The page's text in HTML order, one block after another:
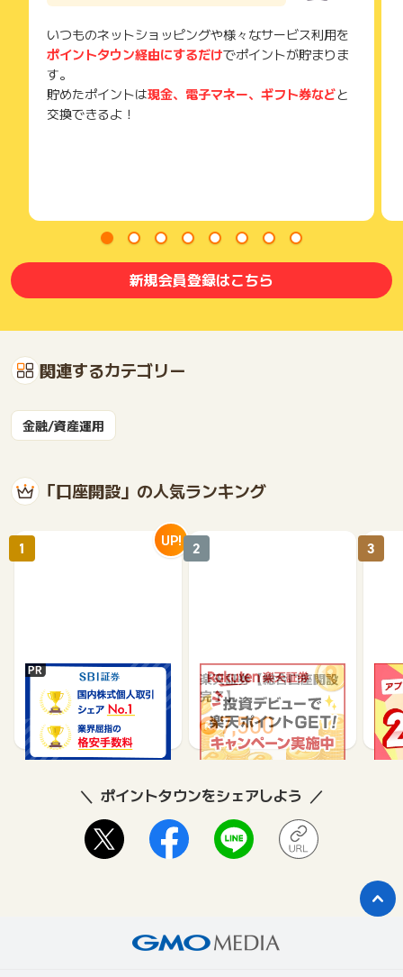
いつものネットショッピングや様々なサービス利用を
ポイントタウン経由にするだけでポイントが貯まりま
す。
貯めたポイントは現金、電子マネー、ギフト券などと
交換できるよ！
新規会員登録はこちら
関連するカテゴリー
金融/資産運用
「口座開設」の人気ランキング
SBI証券【新規口座開設
完了】
9,565 17,000
1 UP!
楽天証券【総合口座開設
完了】
7,500
2
【
行】
3
ポイントタウンをシェアしよう